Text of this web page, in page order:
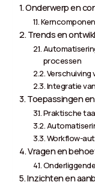
Onderwerp en
Trends en
processen
Verschuiving
Integratie
Toepassingen
Praktische
Workflow-
Vragen en
Inzichten en